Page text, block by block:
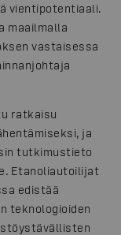
vientipotentiaali.
maailmalla
vastaisessa
ratkaisu
ja
tutkimustieto
Etanoliautoilijat
edistää
teknologioiden